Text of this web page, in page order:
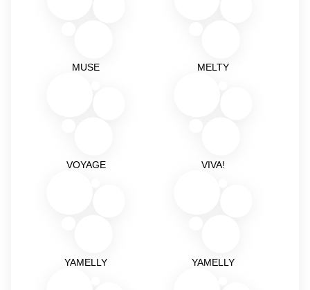
MUSE MELTY
VOYAGE VIVA!
YAMELLY YAMELLY